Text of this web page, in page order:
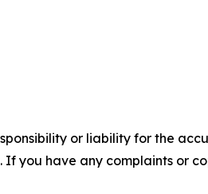
or liability for the
you have any complaints or